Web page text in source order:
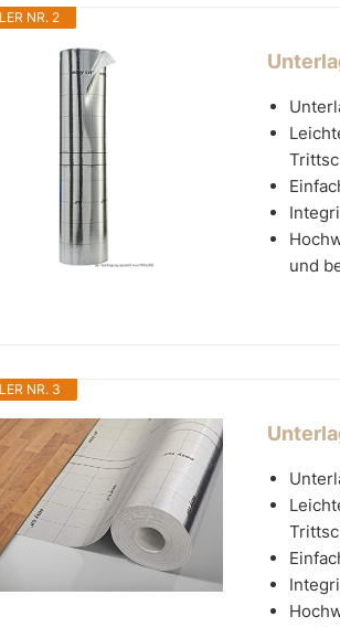
NR. 2
und
NR. 3